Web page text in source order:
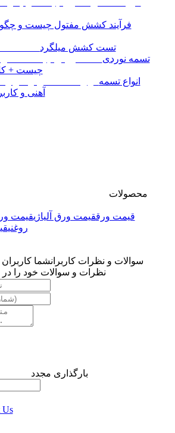
فرآیند کشش مفتول چیست و
تست کشش میلگرد
تسمه نوردی
چیست +
انواع تسمه
آهنی و
محصولات
قیمت ورققیمت ورق آلیاژیقیمت
روغنی
سوالات و نظرات کاربرانشما کاربران
نظرات و سوالات خود را
بارگذاری مجدد
Us